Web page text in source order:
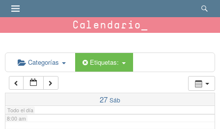
Calendario
Categorías Etiquetas:
27 Sáb
Todo el día
6:00 am
7:00 am
8:00 am